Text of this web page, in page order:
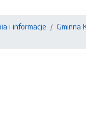
i informacje
Gminna